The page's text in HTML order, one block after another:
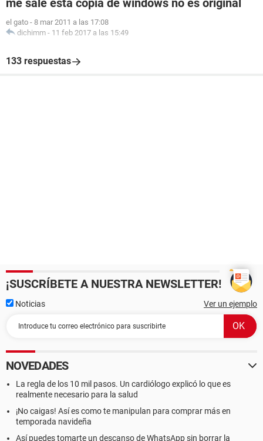
me sale esta copia de windows no es original
el gato - 8 mar 2011 a las 17:08
dichimm - 11 feb 2017 a las 15:49
133 respuestas
¡SUSCRÍBETE A NUESTRA NEWSLETTER!
Noticias Ver un ejemplo
NOVEDADES
La regla de los 10 mil pasos. Un cardiólogo explicó lo que es
realmente necesario para la salud
¡No caigas! Así es como te manipulan para comprar más en
temporada navideña
Así puedes tomarte un descanso de WhatsApp sin borrar la